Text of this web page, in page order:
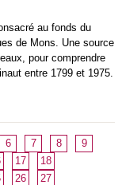
au fonds du
de Mons. Une source
pour comprendre
entre 1799 et 1975.
6 7 8
9
17
18
26
27